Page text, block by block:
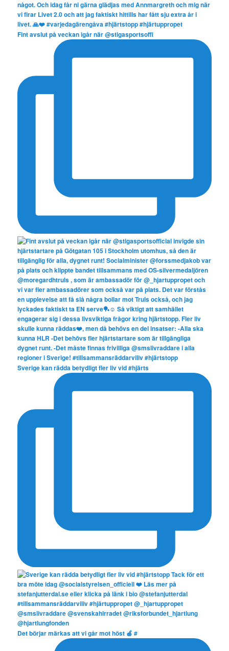
Fint avslut på veckan igår när @stigasportsoffi
Sverige kan rädda betydligt fler liv vid #hjärts
Det börjar märkas att vi går mot höst 🍎 #